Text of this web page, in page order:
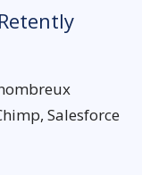
Salesforce